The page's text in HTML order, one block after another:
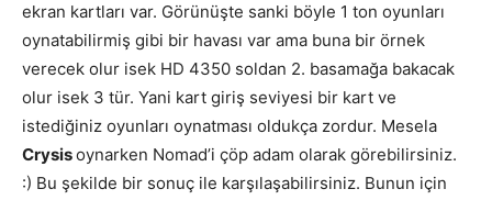
ekran kartları var. Görünüşte sanki böyle 1 ton oyunları
oynatabilirmiş gibi bir havası var ama buna bir örnek
verecek olur isek HD 4350 soldan 2. basamağa bakacak
olur isek 3 tür. Yani kart giriş seviyesi bir kart ve
istediğiniz oyunları oynatması oldukça zordur. Mesela
Crysisoynarken Nomad’i çöp adam olarak görebilirsiniz.
:) Bu şekilde bir sonuç ile karşılaşabilirsiniz. Bunun için